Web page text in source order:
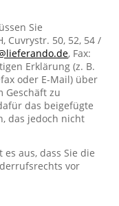
Sie
Cuvrystr. 50, 52, 54 /
, Fax:
Erklärung (z. B.
oder E-Mail) über
Geschäft zu
das beigefügte
das jedoch nicht
aus, dass Sie die
vor